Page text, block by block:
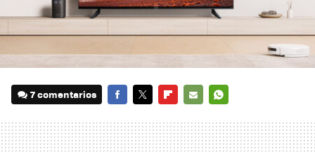
7 comentarios
MAIL